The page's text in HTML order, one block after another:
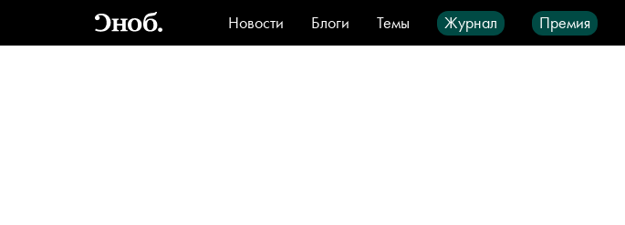
Новости Блоги Темы Журнал Премия
Стиль
Видео Город IT-продукты